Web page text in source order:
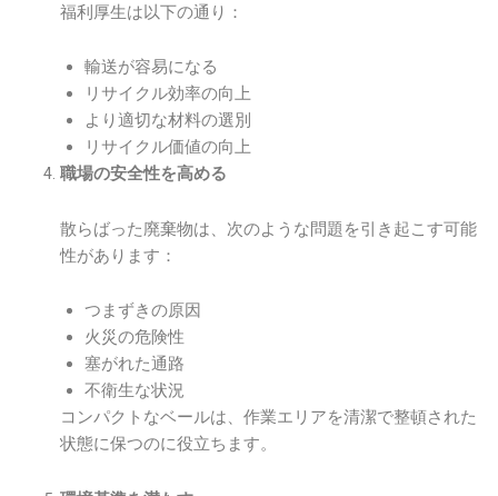
福利厚生は以下の通り：
輸送が容易になる
リサイクル効率の向上
より適切な材料の選別
リサイクル価値の向上
職場の安全性を高める
散らばった廃棄物は、次のような問題を引き起こす可能
性があります：
つまずきの原因
火災の危険性
塞がれた通路
不衛生な状況
コンパクトなベールは、作業エリアを清潔で整頓された
状態に保つのに役立ちます。